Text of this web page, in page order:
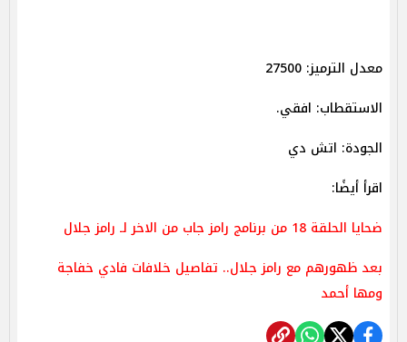
معدل الترميز: 27500
الاستقطاب: افقي.
الجودة: اتش دي
اقرأ أيضًا:
ضحايا الحلقة 18 من برنامج رامز جاب من الاخر لـ رامز جلال
بعد ظهورهم مع رامز جلال.. تفاصيل خلافات فادي خفاجة
ومها أحمد